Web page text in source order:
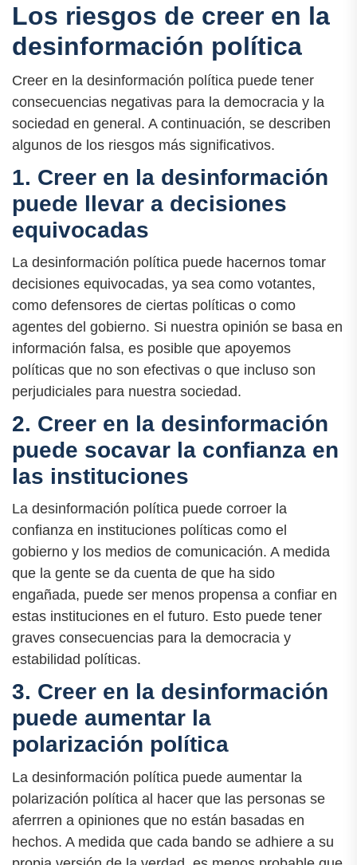
Los riesgos de creer en la
desinformación política
Creer en la desinformación política puede tener
consecuencias negativas para la democracia y la
sociedad en general. A continuación, se describen
algunos de los riesgos más significativos.
1. Creer en la desinformación
puede llevar a decisiones
equivocadas
La desinformación política puede hacernos tomar
decisiones equivocadas, ya sea como votantes,
como defensores de ciertas políticas o como
agentes del gobierno. Si nuestra opinión se basa en
información falsa, es posible que apoyemos
políticas que no son efectivas o que incluso son
perjudiciales para nuestra sociedad.
2. Creer en la desinformación
puede socavar la confianza en
las instituciones
La desinformación política puede corroer la
confianza en instituciones políticas como el
gobierno y los medios de comunicación. A medida
que la gente se da cuenta de que ha sido
engañada, puede ser menos propensa a confiar en
estas instituciones en el futuro. Esto puede tener
graves consecuencias para la democracia y
estabilidad políticas.
3. Creer en la desinformación
puede aumentar la
polarización política
La desinformación política puede aumentar la
polarización política al hacer que las personas se
aferrren a opiniones que no están basadas en
hechos. A medida que cada bando se adhiere a su